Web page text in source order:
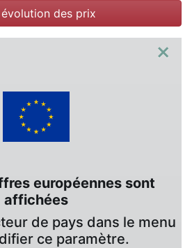
des prix
×
européennes sont
affichées
de pays dans le menu
ce paramètre.